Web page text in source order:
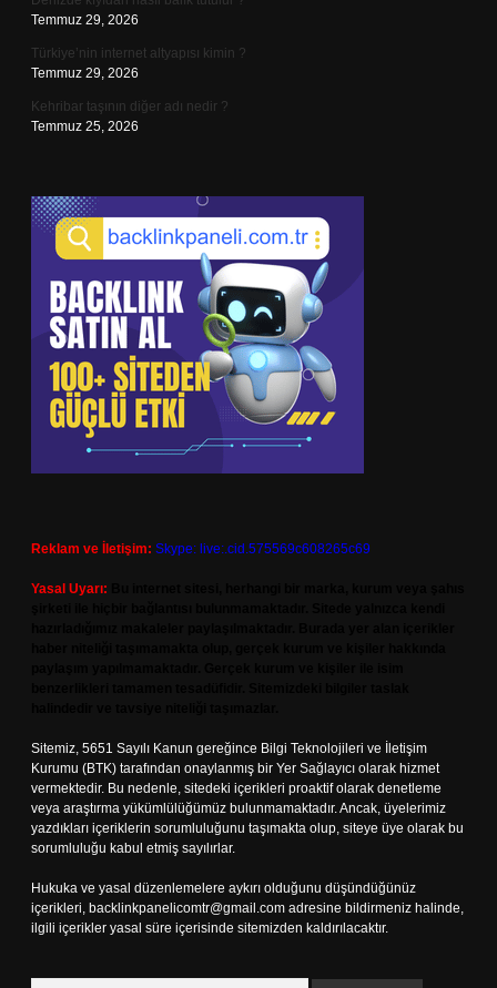
Temmuz 29, 2026
Türkiye’nin internet altyapısı kimin ?
Temmuz 29, 2026
Kehribar taşının diğer adı nedir ?
Temmuz 25, 2026
Reklam ve İletişim: Skype: live:.cid.575569c608265c69
Yasal Uyarı:
Sitemiz, 5651 Sayılı Kanun gereğince Bilgi Teknolojileri ve İletişim
Kurumu (BTK) tarafından onaylanmış bir Yer Sağlayıcı olarak hizmet
vermektedir. Bu nedenle, sitedeki içerikleri proaktif olarak denetleme
veya araştırma yükümlülüğümüz bulunmamaktadır. Ancak, üyelerimiz
yazdıkları içeriklerin sorumluluğunu taşımakta olup, siteye üye olarak bu
sorumluluğu kabul etmiş sayılırlar.
Hukuka ve yasal düzenlemelere aykırı olduğunu düşündüğünüz
içerikleri, backlinkpanelicomtr@gmail.com adresine bildirmeniz halinde,
ilgili içerikler yasal süre içerisinde sitemizden kaldırılacaktır.